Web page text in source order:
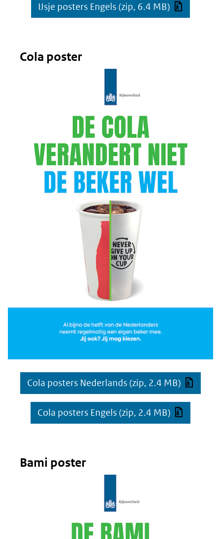
IJsje posters Engels (zip, 6.4 MB)
Cola poster
Cola posters Nederlands (zip, 2.4 MB)
Cola posters Engels (zip, 2.4 MB)
Bami poster